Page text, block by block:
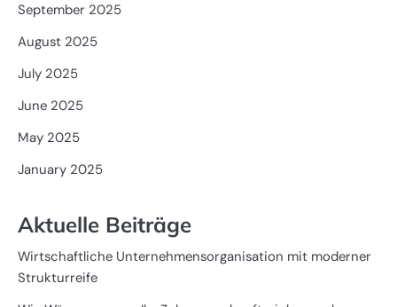
September 2025
August 2025
July 2025
June 2025
May 2025
January 2025
Aktuelle Beiträge
Wirtschaftliche Unternehmensorganisation mit moderner
Strukturreife